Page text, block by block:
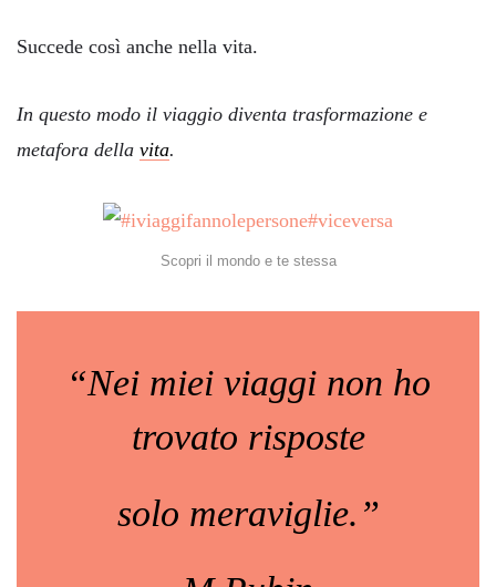
Succede così anche nella vita.
In questo modo il viaggio diventa trasformazione e
metafora della vita.
Scopri il mondo e te stessa
“Nei miei viaggi non ho
trovato risposte
solo meraviglie.”